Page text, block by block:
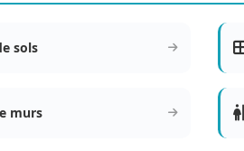
sols
murs